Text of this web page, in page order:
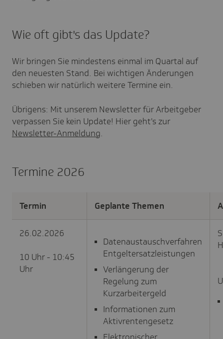
Wie oft gibt's das Update?
Wir bringen Sie mindestens einmal im Quartal auf
den neuesten Stand. Bei wichtigen Änderungen
schieben wir natürlich weitere Termine ein.
Übrigens: Mit unserem Newsletter für Arbeitgeber
verpassen Sie kein Update! Hier geht's zur
Newsletter-Anmeldung.
Termine 2026
Termin Geplante Themen
26.02.2026
10 Uhr - 10:45
Uhr
Datenaustauschverfahren
Entgeltersatzleistungen
Verlängerung der
Regelung zum
Kurzarbeitergeld
Informationen zum
Aktivrentengesetz